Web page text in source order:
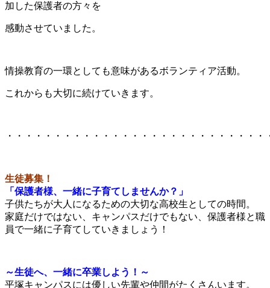
加した保護者の方々を
感動させていました。
情操教育の一環としても意味があるボランティア活動。
これからも大切に続けていきます。
・・・・・・・・・・・・・・・・・・・・・・・・・・
生徒募集！
「保護者様、一緒に子育てしませんか？」
子供たちが大人になるための大切な高校生としての時間。
家庭だけではない、キャンパスだけでもない、保護者様と職
員で一緒に子育てしていきましょう！
～生徒へ、一緒に卒業しよう！～
平塚キャンパスには優しい先輩や仲間がたくさんいます。